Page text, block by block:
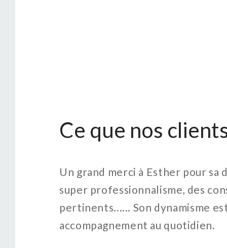
Ce que nos
Un grand merci à Esther pour sa
super professionnalisme, des
pertinents...... Son dynamisme
accompagnement au quotidien.